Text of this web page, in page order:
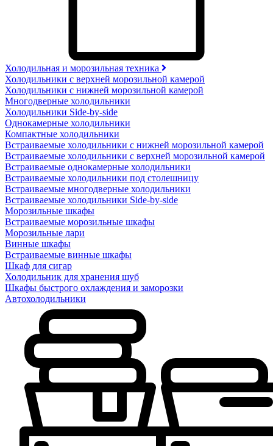
Холодильная и морозильная техника
Холодильники с верхней морозильной камерой
Холодильники с нижней морозильной камерой
Многодверные холодильники
Холодильники Side-by-side
Однокамерные холодильники
Компактные холодильники
Встраиваемые холодильники с нижней морозильной камерой
Встраиваемые холодильники с верхней морозильной камерой
Встраиваемые однокамерные холодильники
Встраиваемые холодильники под столешницу
Встраиваемые многодверные холодильники
Встраиваемые холодильники Side-by-side
Морозильные шкафы
Встраиваемые морозильные шкафы
Морозильные лари
Винные шкафы
Встраиваемые винные шкафы
Шкаф для сигар
Холодильник для хранения шуб
Шкафы быстрого охлаждения и заморозки
Автохолодильники